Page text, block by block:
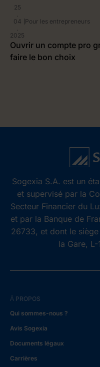
25
.
04
.
2025
Pour les entrepreneurs
Ouvrir un compte pro
faire le bon choix
Sogexia S.A. est un
et supervisé par la
Secteur Financier du
et par la Banque de
26733, et dont le
la Gare, L-
À PROPOS
Qui sommes-nous ?
Avis Sogexia
Documents légaux
Carrières